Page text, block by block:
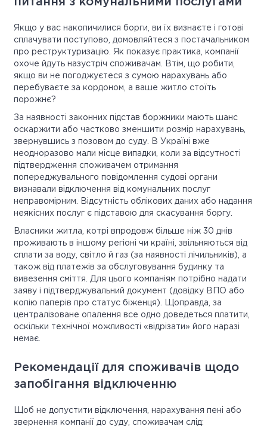
Якщо у вас накопичилися борги, ви їх визнаєте і готові
сплачувати поступово, домовляйтеся з постачальником
про реструктуризацію. Як показує практика, компанії
охоче йдуть назустріч споживачам. Втім, що робити,
якщо ви не погоджуєтеся з сумою нарахувань або
перебуваєте за кордоном, а ваше житло стоїть
порожнє?
За наявності законних підстав боржники мають шанс
оскаржити або частково зменшити розмір нарахувань,
звернувшись з позовом до суду. В Україні вже
неодноразово мали місце випадки, коли за відсутності
підтвердження споживачем отримання
попереджувального повідомлення судові органи
визнавали відключення від комунальних послуг
неправомірним. Відсутність облікових даних або надання
неякісних послуг є підставою для скасування боргу.
Власники житла, котрі впродовж більше ніж 30 днів
проживають в іншому регіоні чи країні, звільняються від
сплати за воду, світло й газ (за наявності лічильників), а
також від платежів за обслуговування будинку та
вивезення сміття. Для цього компаніям потрібно надати
заяву і підтверджувальний документ (довідку ВПО або
копію паперів про статус біженця). Щоправда, за
централізоване опалення все одно доведеться платити,
оскільки технічної можливості «відрізати» його наразі
немає.
Рекомендації для споживачів щодо
запобігання відключенню
Щоб не допустити відключення, нарахування пені або
звернення компанії до суду, споживачам слід: